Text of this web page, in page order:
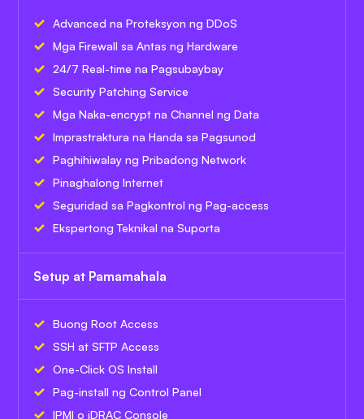
Advanced na Proteksyon ng DDoS
Mga Firewall sa Antas ng Hardware
24/7 Real-time na Pagsubaybay
Security Patching Service
Mga Naka-encrypt na Channel ng Data
Imprastraktura na Handa sa Pagsunod
Paghihiwalay ng Pribadong Network
Pinaghalong Internet
Seguridad sa Pagkontrol ng Pag-access
Ekspertong Teknikal na Suporta
Setup at Pamamahala
Buong Root Access
SSH at SFTP Access
One-Click OS Install
Pag-install ng Control Panel
IPMI o iDRAC Console